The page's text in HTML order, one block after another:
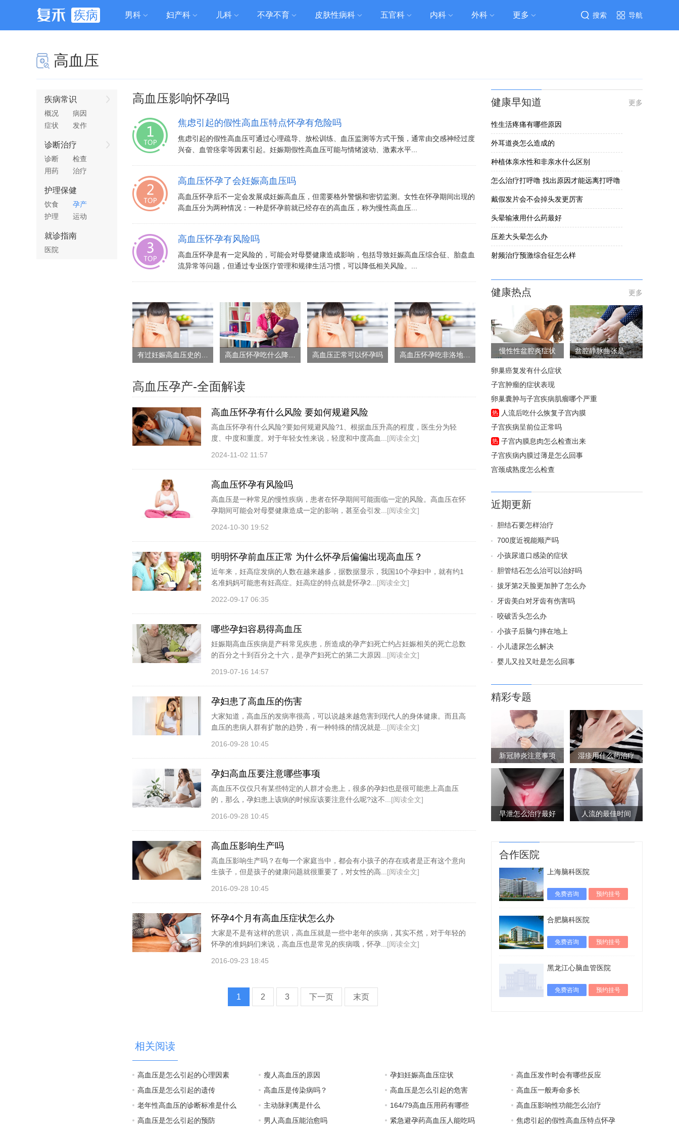
疾病 男科 妇产科 儿科 不孕不育 皮肤性病科 五官科 内科 外科 更多 导航
搜索
高血压
疾病常识
概况
病因
症状
发作
诊断治疗
诊断
检查
用药
治疗
护理保健
饮食
孕产
护理
运动
就诊指南
医院
高血压影响怀孕吗
焦虑引起的假性高血压特点怀孕有危险吗
焦虑引起的假性高血压可通过心理疏导、放松训练、血压监测等方式干预，通常由交感神经过度
兴奋、血管痉挛等因素引起。妊娠期假性高血压可能与情绪波动、激素水平...
高血压怀孕了会妊娠高血压吗
高血压怀孕后不一定会发展成妊娠高血压，但需要格外警惕和密切监测。女性在怀孕期间出现的
高血压分为两种情况：一种是怀孕前就已经存在的高血压，称为慢性高血压...
高血压怀孕有风险吗
高血压怀孕是有一定风险的，可能会对母婴健康造成影响，包括导致妊娠高血压综合征、胎盘血
流异常等问题，但通过专业医疗管理和规律生活习惯，可以降低相关风险。...
高血压正常可以怀孕吗
高血压孕产-全面解读
高血压怀孕有什么风险 要如何规避风险
高血压怀孕有什么风险?要如何规避风险?1、根据血压升高的程度，医生分为轻
度、中度和重度。对于年轻女性来说，轻度和中度高血... [阅读全文]
2024-11-02 11:57
高血压怀孕有风险吗
高血压是一种常见的慢性疾病，患者在怀孕期间可能面临一定的风险。高血压在怀
孕期间可能会对母婴健康造成一定的影响，甚至会引发... [阅读全文]
2024-10-30 19:52
明明怀孕前血压正常 为什么怀孕后偏偏出现高血压？
近年来，妊高症发病的人数在越来越多，据数据显示，我国10个孕妇中，就有约1
名准妈妈可能患有妊高症。妊高症的特点就是怀孕2... [阅读全文]
2022-09-17 06:35
哪些孕妇容易得高血压
妊娠期高血压疾病是产科常见疾患，所造成的孕产妇死亡约占妊娠相关的死亡总数
的百分之十到百分之十六，是孕产妇死亡的第二大原因... [阅读全文]
2019-07-16 14:57
孕妇患了高血压的伤害
大家知道，高血压的发病率很高，可以说越来越危害到现代人的身体健康。而且高
血压的患病人群有扩散的趋势，有一种特殊的情况就是... [阅读全文]
2016-09-28 10:45
孕妇高血压要注意哪些事项
高血压不仅仅只有某些特定的人群才会患上，很多的孕妇也是很可能患上高血压
的，那么，孕妇患上该病的时候应该要注意什么呢?这不... [阅读全文]
2016-09-28 10:45
高血压影响生产吗
高血压影响生产吗？在每一个家庭当中，都会有小孩子的存在或者是正有这个意向
生孩子，但是孩子的健康问题就很重要了，对女性的高... [阅读全文]
2016-09-28 10:45
怀孕4个月有高血压症状怎么办
大家是不是有这样的意识，高血压就是一些中老年的疾病，其实不然，对于年轻的
怀孕的准妈妈们来说，高血压也是常见的疾病哦，怀孕... [阅读全文]
2016-09-23 18:45
1 2 3 下一页 末页
健康早知道 更多
性生活疼痛有哪些原因
外耳道炎怎么造成的
种植体亲水性和非亲水什么区别
怎么治疗打呼噜 找出原因才能远离打呼噜
戴假发片会不会掉头发更厉害
头晕输液用什么药最好
压差大头晕怎么办
射频治疗预激综合征怎么样
健康热点 更多
慢性性盆腔炎症状 盆腔静脉曲张是怎么回事
卵巢癌复发有什么症状
子宫肿瘤的症状表现
卵巢囊肿与子宫疾病肌瘤哪个严重
热
人流后吃什么恢复子宫内膜
子宫疾病呈前位正常吗
热 子宫内膜息肉怎么检查出来
子宫疾病内膜过薄是怎么回事
宫颈成熟度怎么检查
近期更新
胆结石要怎样治疗
700度近视能顺产吗
小孩尿道口感染的症状
胆管结石怎么治可以治好吗
拔牙第2天脸更加肿了怎么办
牙齿美白对牙齿有伤害吗
咬破舌头怎么办
小孩子后脑勺摔在地上
小儿遗尿怎么解决
婴儿又拉又吐是怎么回事
精彩专题
新冠肺炎注意事项 湿疹用什么药治疗
早泄怎么治疗最好 人流的最佳时间
合作医院
上海脑科医院
免费咨询 预约挂号
合肥脑科医院
免费咨询 预约挂号
黑龙江心脑血管医院
免费咨询 预约挂号
相关阅读
高血压是怎么引起的心理因素 瘦人高血压的原因 孕妇妊娠高血压症状
高血压发作时会有哪些反应
高血压是怎么引起的遗传
高血压是传染病吗？ 高血压是怎么引起的危害
高血压一般寿命多长
老年性高血压的诊断标准是什么
主动脉剥离是什么 164/79高血压用药有哪些
高血压影响性功能怎么治疗
高血压是怎么引起的预防
男人高血压能治愈吗 紧急避孕药高血压人能吃吗
焦虑引起的假性高血压特点怀孕